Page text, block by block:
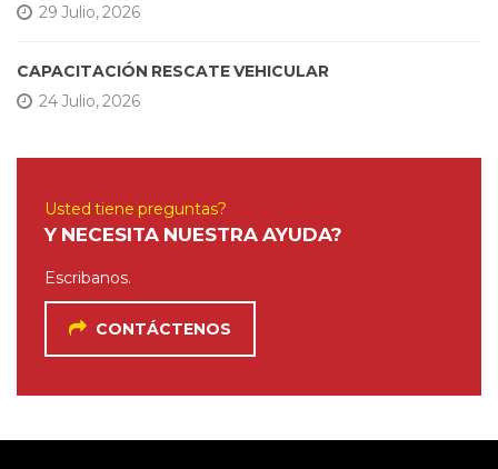
29 Julio, 2026
CAPACITACIÓN RESCATE VEHICULAR
24 Julio, 2026
Usted tiene preguntas?
Y NECESITA NUESTRA AYUDA?
Escribanos.
CONTÁCTENOS